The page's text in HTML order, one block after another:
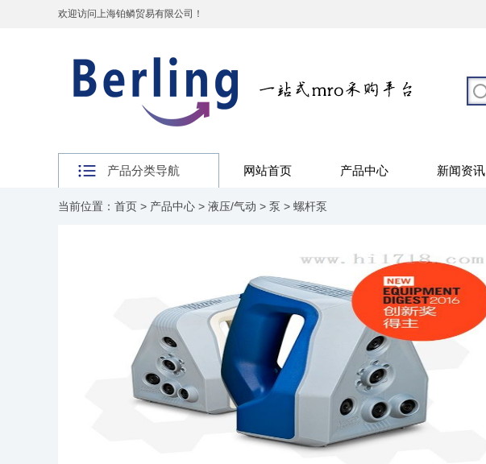
欢迎访问上海铂鳞贸易有限公司！
产品分类导航 网站首页 产品中心 新闻资讯
当前位置： 首页 > 产品中心 > 液压/气动 > 泵 > 螺杆泵